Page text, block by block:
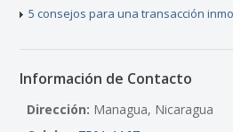
5 consejos para una transacción
Información de Contacto
Dirección: Managua, Nicaragua